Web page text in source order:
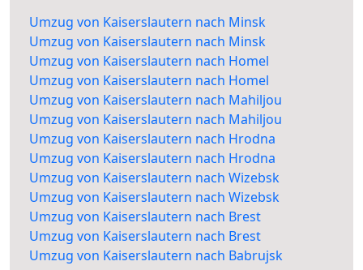
Umzug von Kaiserslautern nach Minsk
Umzug von Kaiserslautern nach Minsk
Umzug von Kaiserslautern nach Homel
Umzug von Kaiserslautern nach Homel
Umzug von Kaiserslautern nach Mahiljou
Umzug von Kaiserslautern nach Mahiljou
Umzug von Kaiserslautern nach Hrodna
Umzug von Kaiserslautern nach Hrodna
Umzug von Kaiserslautern nach Wizebsk
Umzug von Kaiserslautern nach Wizebsk
Umzug von Kaiserslautern nach Brest
Umzug von Kaiserslautern nach Brest
Umzug von Kaiserslautern nach Babrujsk